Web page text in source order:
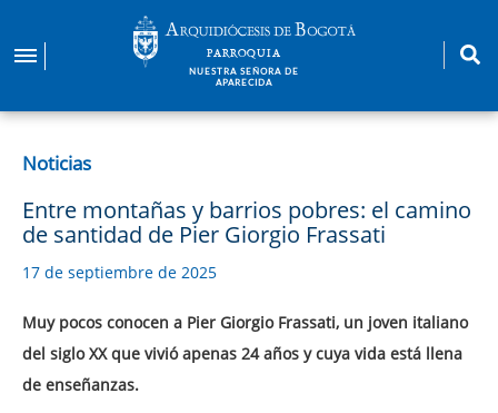
contenido
PARROQUIA
NUESTRA SEÑORA DE
APARECIDA
Noticias
Entre montañas y barrios pobres: el camino
de santidad de Pier Giorgio Frassati
17 de septiembre de 2025
Muy pocos conocen a Pier Giorgio Frassati, un joven italiano
del siglo XX que vivió apenas 24 años y cuya vida está llena
de enseñanzas.